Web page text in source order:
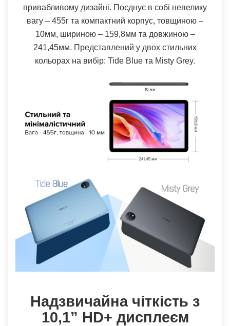
привабливому дизайні. Поєднує в собі невелику
вагу – 455г та компактний корпус, товщиною –
10мм, шириною – 159,8мм та довжиною –
241,45мм. Представлений у двох стильних
кольорах на вибір: Tide Blue та Misty Grey.
Надзвичайна чіткість з
10,1” HD+ дисплеєм